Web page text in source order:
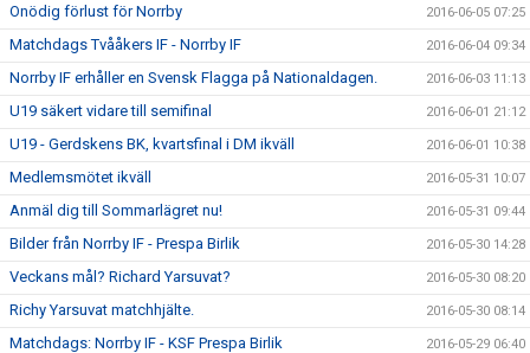
Onödig förlust för Norrby 2016-06-05 07:25
Matchdags Tvååkers IF - Norrby IF 2016-06-04 09:34
Norrby IF erhåller en Svensk Flagga på Nationaldagen. 2016-06-03 11:13
U19 säkert vidare till semifinal 2016-06-01 21:12
U19 - Gerdskens BK, kvartsfinal i DM ikväll 2016-06-01 10:38
Medlemsmötet ikväll 2016-05-31 10:07
Anmäl dig till Sommarlägret nu! 2016-05-31 09:44
Bilder från Norrby IF - Prespa Birlik 2016-05-30 14:28
Veckans mål? Richard Yarsuvat? 2016-05-30 08:20
Richy Yarsuvat matchhjälte. 2016-05-30 08:14
Matchdags: Norrby IF - KSF Prespa Birlik 2016-05-29 06:40